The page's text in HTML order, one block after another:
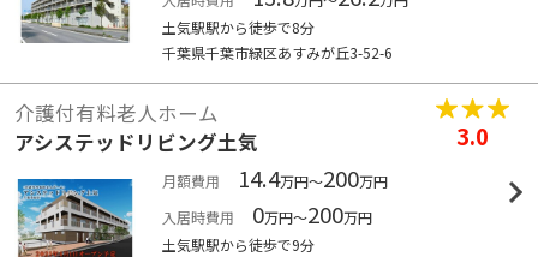
土気駅駅から徒歩で8分
千葉県千葉市緑区あすみが丘3-52-6
介護付有料老人ホーム
アシステッドリビング土気
3.0
月額費用 14.4万円～200万円
入居時費用
0万円～200万円
土気駅駅から徒歩で9分